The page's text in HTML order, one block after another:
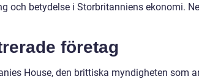
och betydelse i Storbritanniens ekonomi.
företag
House, den brittiska myndigheten som